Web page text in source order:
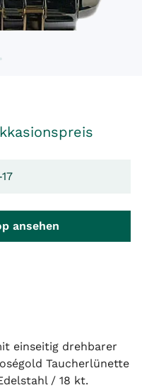
ansehen
einseitig drehbarer
Taucherlünette
/ 18 kt.